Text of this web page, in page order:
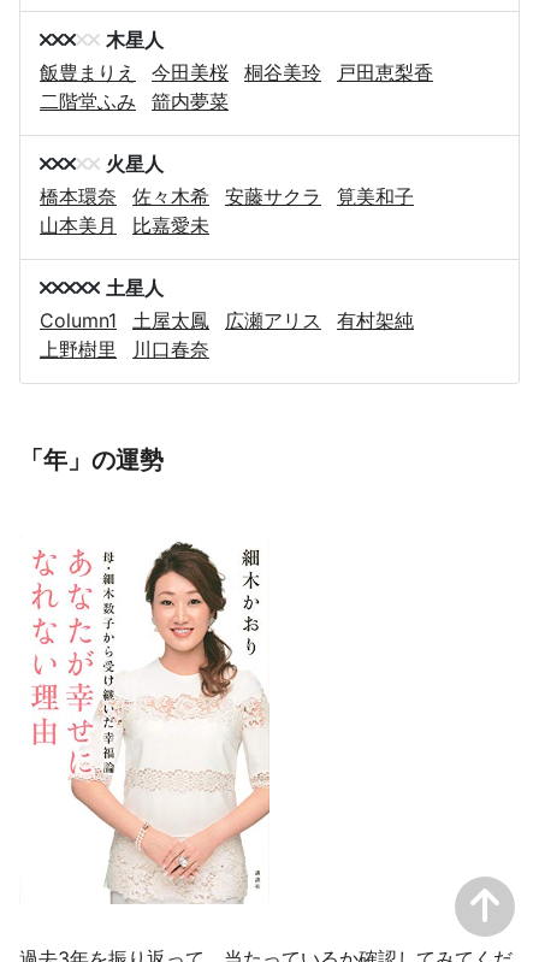
木星人
飯豊まりえ
今田美桜 桐谷美玲
戸田恵梨香
二階堂ふみ
箭内夢菜
火星人
橋本環奈
佐々木希 安藤サクラ
筧美和子
山本美月
比嘉愛未
土星人
Column1
土屋太鳳 広瀬アリス
有村架純
上野樹里
川口春奈
「年」の運勢